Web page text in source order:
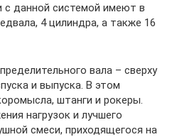
с данной системой имеют в
4 цилиндра, а также 16
вала – сверху
и выпуска. В этом
штанги и рокеры.
нагрузок и лучшего
смеси, приходящегося на